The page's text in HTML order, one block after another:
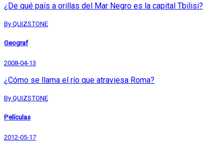
¿De qué país a orillas del Mar Negro es la capital Tbilisi?
By QUIZSTONE
Geograf
2008-04-13
¿Cómo se llama el río que atraviesa Roma?
By QUIZSTONE
Películas
2012-05-17